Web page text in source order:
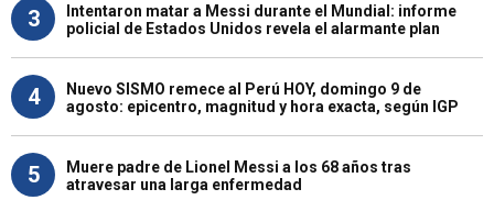
3
Intentaron matar a Messi durante el Mundial: informe
policial de Estados Unidos revela el alarmante plan
4
Nuevo SISMO remece al Perú HOY, domingo 9 de
agosto: epicentro, magnitud y hora exacta, según IGP
5
Muere padre de Lionel Messi a los 68 años tras
atravesar una larga enfermedad